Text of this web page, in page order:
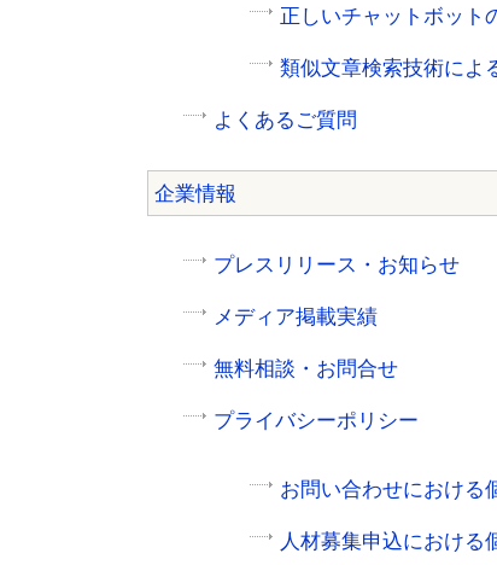
正しいチャットボット
類似文章検索技術によ
よくあるご質問
企業情報
プレスリリース・お知らせ
メディア掲載実績
無料相談・お問合せ
プライバシーポリシー
お問い合わせにおける
人材募集申込における